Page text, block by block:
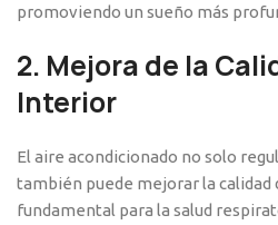
promoviendo un sueño más
2. Mejora de la
Interior
El aire acondicionado no solo
también puede mejorar la calidad
fundamental para la salud